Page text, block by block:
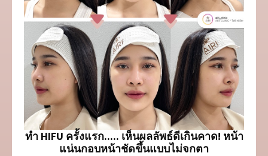
ทำ HIFU ครั้งแรก..... เห็นผลลัพธ์ดีเกินคาด! หน้า
แน่นกอบหน้าชัดขึ้นแบบไม่จกตา